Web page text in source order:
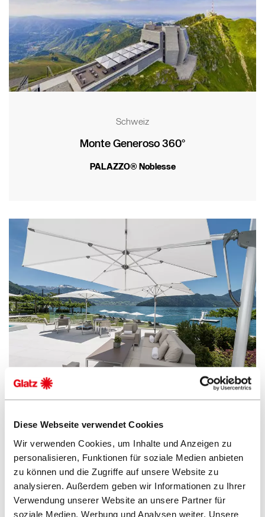
Diese Webseite verwendet Cookies
Wir verwenden Cookies, um Inhalte und Anzeigen zu
personalisieren, Funktionen für soziale Medien anbieten
zu können und die Zugriffe auf unsere Website zu
analysieren. Außerdem geben wir Informationen zu Ihrer
Verwendung unserer Website an unsere Partner für
soziale Medien, Werbung und Analysen weiter. Unsere
Schweiz
Monte Generoso 360°
PALAZZO® Noblesse
Schweiz
Park Hotel Vitznau 360°
FORTERO ®